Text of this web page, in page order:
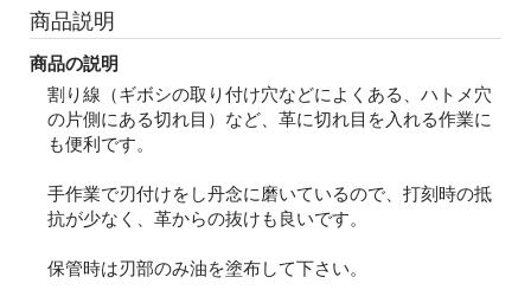
商品説明
商品の説明
割り線（ギボシの取り付け穴などによくある、ハトメ穴
の片側にある切れ目）など、革に切れ目を入れる作業に
も便利です。
手作業で刃付けをし丹念に磨いているので、打刻時の抵
抗が少なく、革からの抜けも良いです。
保管時は刃部のみ油を塗布して下さい。